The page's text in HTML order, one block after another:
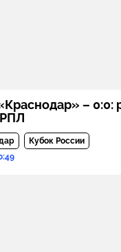
– 0:0:
Кубок России